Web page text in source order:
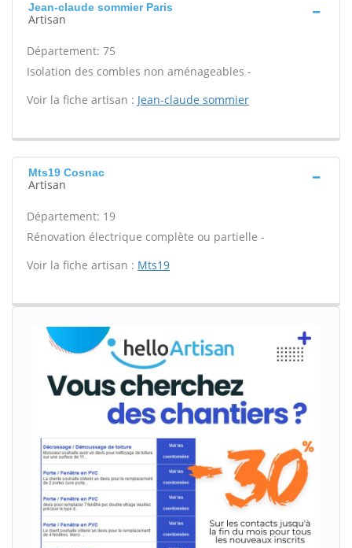
Jean-claude sommier Paris
Artisan
Département: 75
Isolation des combles non aménageables -
Voir la fiche artisan : Jean-claude sommier
Mts19 Cosnac
Artisan
Département: 19
Rénovation électrique complète ou partielle -
Voir la fiche artisan : Mts19